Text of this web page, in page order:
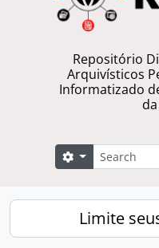
Repositório
Arquivísticos
Informatizado
Buscar
Opções de
Limite